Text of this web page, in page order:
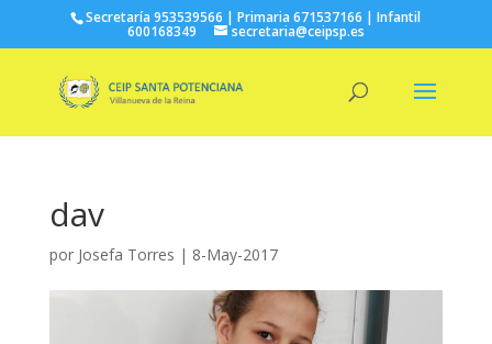
Secretaría 953539566 | Primaria 671537166 | Infantil
600168349 secretaria@ceipsp.es
dav
por Josefa Torres | 8-May-2017